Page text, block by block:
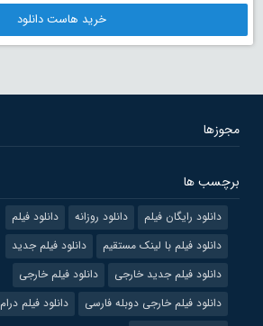
خرید هاست دانلود
مجوزها
برچسب ها
دانلود رایگان فیلم دانلود روزانه
دانلود فیلم
دانلود فیلم با لینک مستقیم
دانلود فیلم جدید
دانلود فیلم جدید خارجی
دانلود فیلم خارجی
دانلود فیلم خارجی دوبله فارسی
دانلود فیلم درام